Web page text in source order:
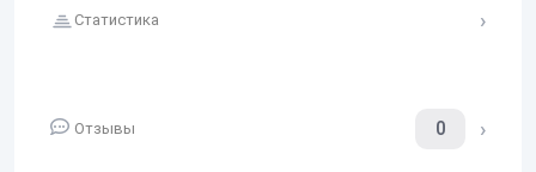
Статистика
Отзывы 0